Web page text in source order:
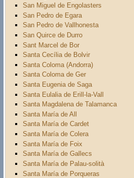
San Miguel de Engolasters
San Pedro de Egara
San Pedro de Vallhonesta
San Quirce de Durro
Sant Marcel de Bor
Santa Cecília de Bolvir
Santa Coloma (Andorra)
Santa Coloma de Ger
Santa Eugenia de Saga
Santa Eulalia de Erill-la-Vall
Santa Magdalena de Talamanca
Santa María de All
Santa María de Cardet
Santa María de Colera
Santa María de Foix
Santa María de Gallecs
Santa María de Palau-solità
Santa María de Porqueras